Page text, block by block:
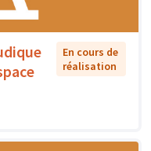
En cours de
réalisation